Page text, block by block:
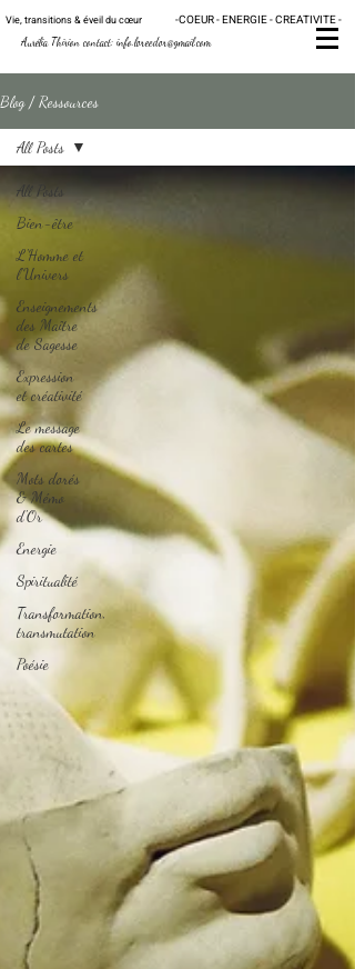
Vie, transitions & éveil ducœur -COEUR - ENERGIE - CREATIVITE -
Aurélia Thirion contact: info.loreedor@gmail.com
Blog / Ressources
All Posts
Bien-être
L'Homme et
l'Univers
Enseignements
des Maître
de Sagesse
Expression
et créativité
Le message
des cartes
Mots dorés
& Mémo
d'Or
Energie
Spiritualité
Transformation,
transmutation
Poésie
All Posts